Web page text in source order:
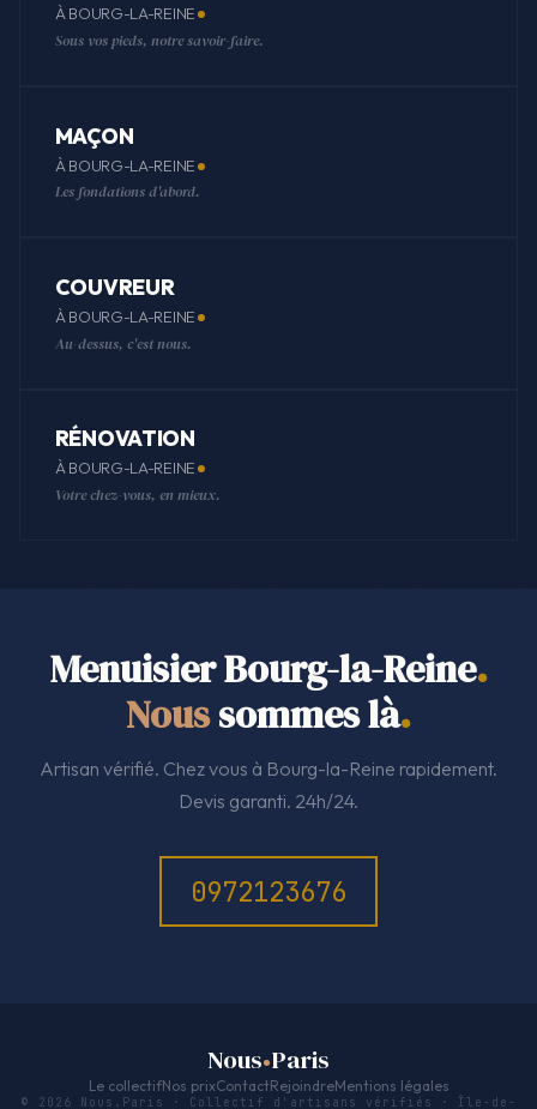
À BOURG-LA-REINE
Sous vos pieds, notre savoir-faire.
MAÇON
À BOURG-LA-REINE
Les fondations d'abord.
COUVREUR
À BOURG-LA-REINE
Au-dessus, c'est nous.
RÉNOVATION
À BOURG-LA-REINE
Votre chez-vous, en mieux.
Menuisier Bourg-la-Reine.
Noussommes là.
Artisan vérifié. Chez vous à Bourg-la-Reine rapidement.
Devis garanti. 24h/24.
0972123676
Nous Paris
Le collectifNos prixContactRejoindreMentions légales
© 2026 Nous.Paris · Collectif d'artisans vérifiés · Île-de-